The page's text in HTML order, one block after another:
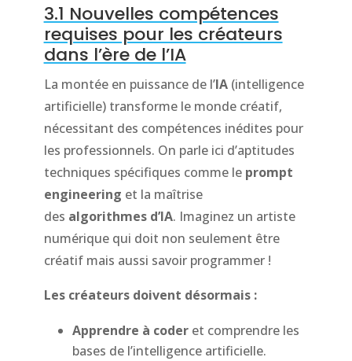
3.1 Nouvelles compétences
requises pour les créateurs
dans l’ère de l’IA
La montée en puissance de l’IA (intelligence
artificielle) transforme le monde créatif,
nécessitant des compétences inédites pour
les professionnels. On parle ici d’aptitudes
techniques spécifiques comme le prompt
engineering et la maîtrise
des algorithmes d’IA. Imaginez un artiste
numérique qui doit non seulement être
créatif mais aussi savoir programmer !
Les créateurs doivent désormais :
Apprendre à coder et comprendre les
bases de l’intelligence artificielle.